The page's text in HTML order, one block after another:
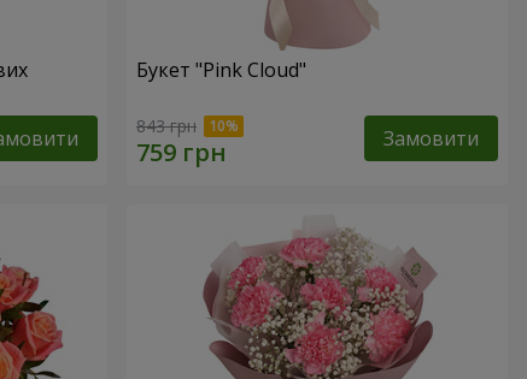
Букет "Pink Cloud"
843 грн Замовити